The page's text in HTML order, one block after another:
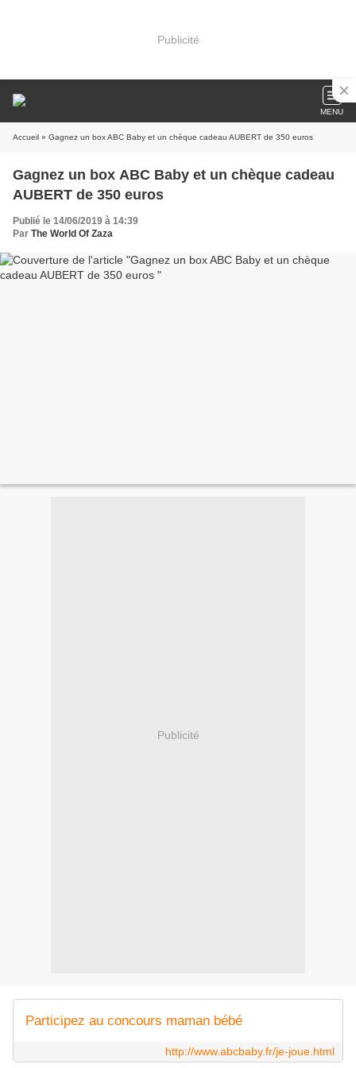
Publicité
MENU
Accueil » Gagnez un box ABC Baby et un chèque cadeau AUBERT de 350 euros
Gagnez un box ABC Baby et un chèque cadeau
AUBERT de 350 euros
Publié le 14/06/2019 à 14:39
Par The World Of Zaza
Publicité
Participez au concours maman bébé
http://www.abcbaby.fr/je-joue.html